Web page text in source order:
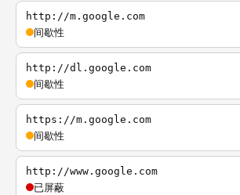
http://m.google.com
间歇性
http://dl.google.com
间歇性
https://m.google.com
间歇性
http://www.google.com
已屏蔽